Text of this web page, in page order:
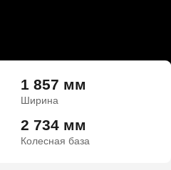
1 857 мм
Ширина
2 734 мм
Колесная база